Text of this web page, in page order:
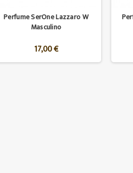
Perfume SerOne Lazzaro W
Masculino
17,00 €